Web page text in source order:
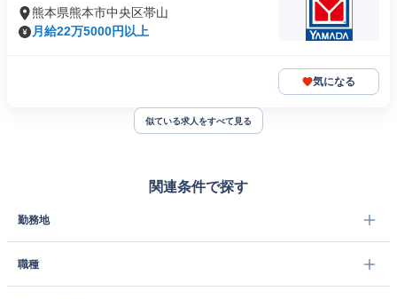
熊本県熊本市中央区帯山
月給22万5000円以上
気になる
似ている求人をすべて見る
関連条件で探す
勤務地
職種